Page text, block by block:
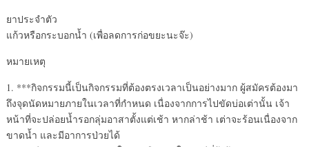
ยาประจำตัว
แก้วหรือกระบอกน้ำ (เพื่อลดการก่อขยะนะจ๊ะ)
หมายเหตุ
1. ***กิจกรรมนี้เป็นกิจกรรมที่ต้องตรงเวลาเป็นอย่างมาก ผู้สมัครต้องมา
ถึงจุดนัดหมายภายในเวลาที่กำหนด เนื่องจากการไปขัดบ่อเต่านั้น เจ้า
หน้าที่จะปล่อยน้ำรอกลุ่มอาสาตั้งแต่เช้า หากล่าช้า เต่าจะร้อนเนื่องจาก
ขาดน้ำ และมีอาการป่วยได้